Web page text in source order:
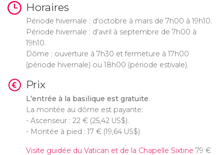
Horaires
Période hivernale : d'octobre à mars de 7h00 à 19h10.
Période hivernale : d'avril à septembre de 7h00 à
19h10.
Dôme : ouverture à 7h30 et fermeture à 17h00
(période hivernale) ou 18h00 (période estivale).
Prix
L'entrée à la basilique est gratuite.
La montée au dôme est payante:
- Ascenseur : 22 €(25,42 US$).
- Montée à pied : 17 €(19,64 US$)
Visite guidée du Vatican et de la Chapelle Sixtine 79 €